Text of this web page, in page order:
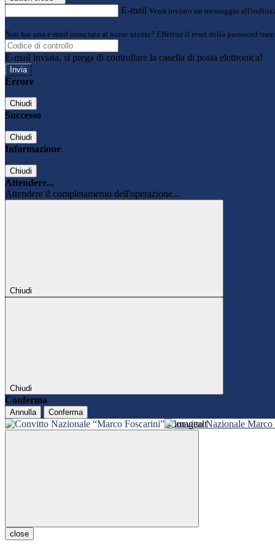
E-mail Verrà inviato un messaggio
Non hai una e-mail associata al nome utente? Effettua il reset della password
E-mail inviata, si prega di controllare la casella di posta elettronica!
Errore
Chiudi
Successo
Chiudi
Informazione
Chiudi
Attendere...
Attendere il completamento dell'operazione...
Chiudi
Chiudi
Conferma
Annulla Conferma
Convitto Nazionale Marco
close